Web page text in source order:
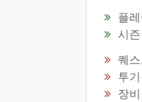
플
시
퀘
투
장비